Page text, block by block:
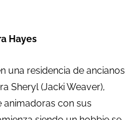
Hayes
una residencia de ancianos
Sheryl (Jacki Weaver),
con sus